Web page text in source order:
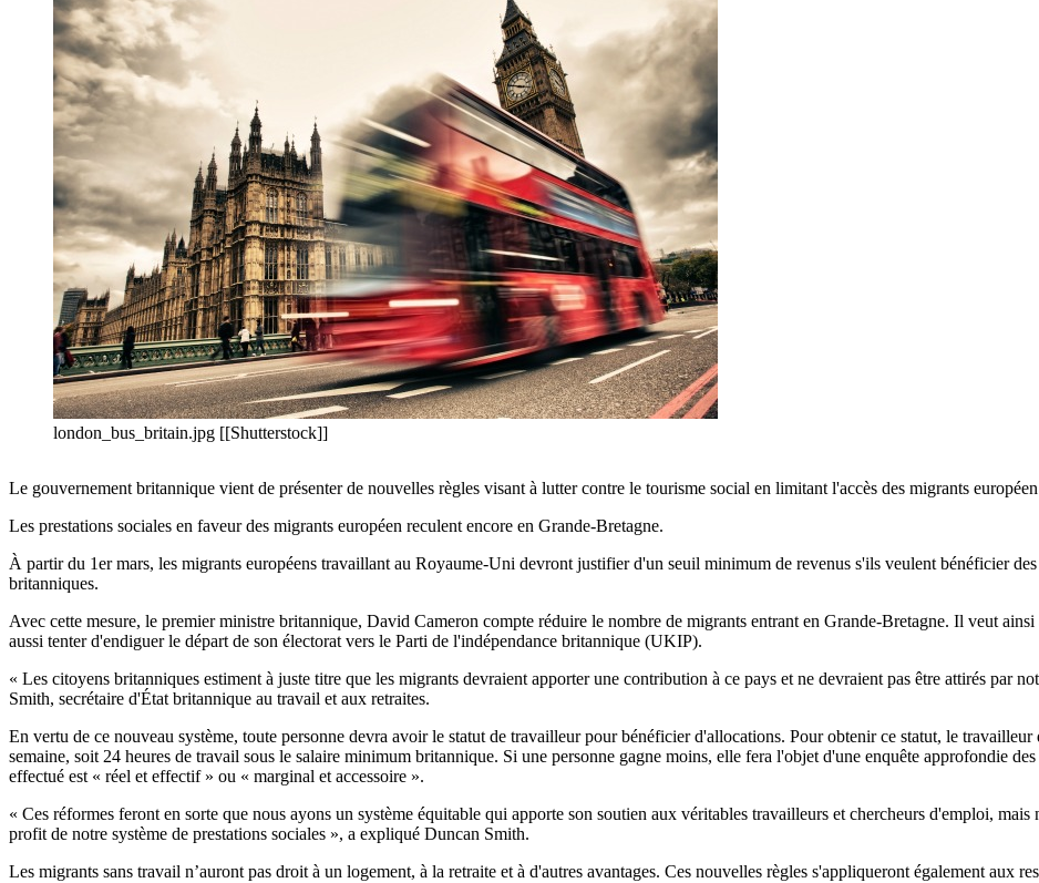
london_bus_britain.jpg [[Shutterstock]]
Le gouvernement britannique vient de présenter de nouvelles règles visant à lutter contre le tourisme social en limitant l'accès des migrants
Les prestations sociales en faveur des migrants européen reculent encore en Grande-Bretagne.
À partir du 1er mars, les migrants européens travaillant au Royaume-Uni devront justifier d'un seuil minimum de revenus s'ils veulent bénéficier
britanniques.
Avec cette mesure, le premier ministre britannique, David Cameron compte réduire le nombre de migrants entrant en Grande-Bretagne. Il veut
aussi tenter d'endiguer le départ de son électorat vers le Parti de l'indépendance britannique (UKIP).
« Les citoyens britanniques estiment à juste titre que les migrants devraient apporter une contribution à ce pays et ne devraient pas être attirés par
Smith, secrétaire d'État britannique au travail et aux retraites.
En vertu de ce nouveau système, toute personne devra avoir le statut de travailleur pour bénéficier d'allocations. Pour obtenir ce statut, le
semaine, soit 24 heures de travail sous le salaire minimum britannique. Si une personne gagne moins, elle fera l'objet d'une enquête approfondie
effectué est « réel et effectif » ou « marginal et accessoire ».
« Ces réformes feront en sorte que nous ayons un système équitable qui apporte son soutien aux véritables travailleurs et chercheurs d'emploi,
profit de notre système de prestations sociales », a expliqué Duncan Smith.
Les migrants sans travail n’auront pas droit à un logement, à la retraite et à d'autres avantages. Ces nouvelles règles s'appliqueront également aux